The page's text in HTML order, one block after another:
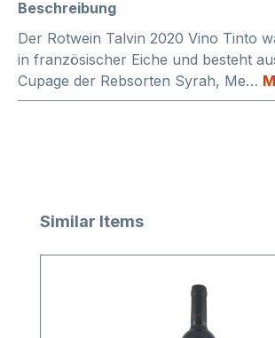
Beschreibung
Der Rotwein Talvin 2020 Vino Tinto
in französischer Eiche und besteht
Cupage der Rebsorten Syrah, Me…
Produktgalerie überspringen
Similar Items